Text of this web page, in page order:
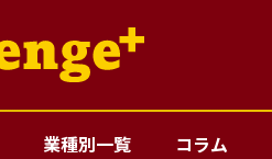
業種別一覧 コラム